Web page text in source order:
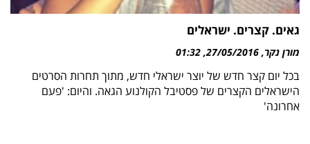
גאים. קצרים. ישראלים
מורן נקר 27/05/2016
01:32
בכל יום קצר חדש של יוצר ישראלי חדש, מתוך תחרות הסרטים
הישראלים הקצרים של פסטיבל הקולנוע הגאה. והיום: 'פעם
אחרונה'